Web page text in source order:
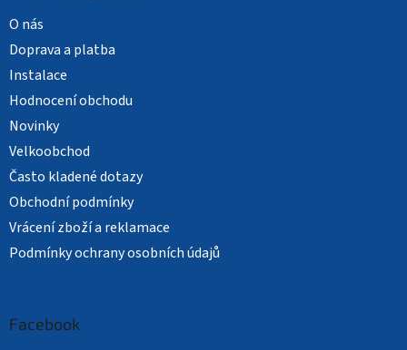
O nás
Doprava a platba
Instalace
Hodnocení obchodu
Novinky
Velkoobchod
Často kladené dotazy
Obchodní podmínky
Vrácení zboží a reklamace
Podmínky ochrany osobních údajů
Facebook